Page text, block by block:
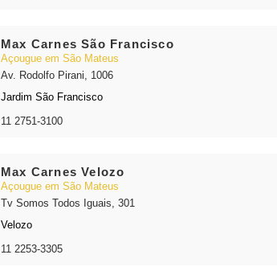
Max Carnes São Francisco
Açougue em São Mateus
Av. Rodolfo Pirani, 1006
Jardim São Francisco
11 2751-3100
Max Carnes Velozo
Açougue em São Mateus
Tv Somos Todos Iguais, 301
Velozo
11 2253-3305